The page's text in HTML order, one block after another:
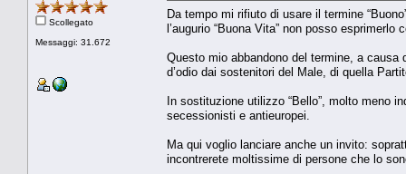
Scollegato
Messaggi: 31.672
Da tempo mi rifiuto di usare il termine
l’augurio “Buona Vita” non posso
Questo mio abbandono del termine, a causa
d’odio dai sostenitori del Male, di quella
In sostituzione utilizzo “Bello”, molto meno
secessionisti e antieuropei.
Ma qui voglio lanciare anche un invito:
incontrerete moltissime di persone che lo